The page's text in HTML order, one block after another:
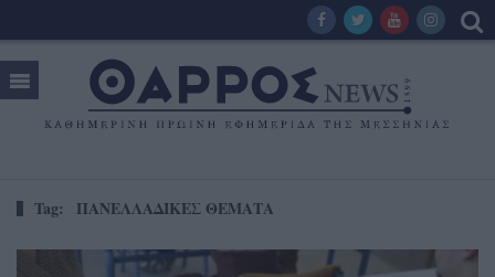
Tag: ΠΑΝΕΛΛΑΔΙΚΕΣ ΘΕΜΑΤΑ